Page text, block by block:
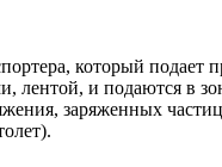
который подает
лентой, и подаются в
заряженных